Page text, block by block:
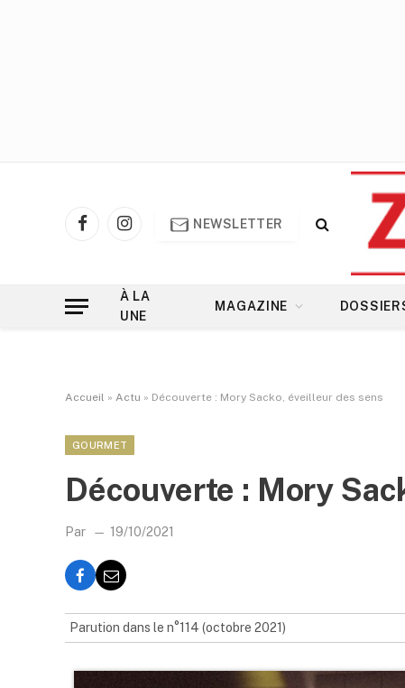
FacebookInstagram
NEWSLETTER
À LA
UNE
MAGAZINE
Accueil » Actu » Découverte : Mory Sacko, éveilleur des sens
GOURMET
Découverte : Mory
Par 19/10/2021
Parution dans le n°114 (octobre 2021)